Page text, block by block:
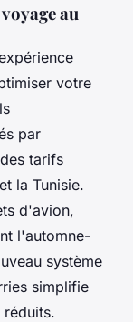
au
votre
par
tarifs
la Tunisie.
d'avion,
l'automne-
système
simplifie
réduits.